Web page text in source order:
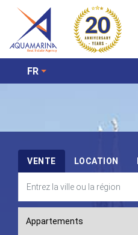
FR
VENTE LOCATION